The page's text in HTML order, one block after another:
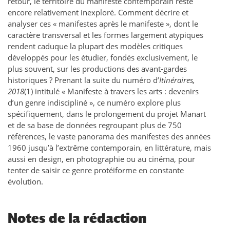
encore relativement inexploré. Comment décrire et
analyser ces « manifestes après le manifeste », dont le
caractère transversal et les formes largement atypiques
rendent caduque la plupart des modèles critiques
développés pour les étudier, fondés exclusivement, le
plus souvent, sur les productions des avant-gardes
historiques ? Prenant la suite du numéro d’Itinéraires,
2018(1) intitulé « Manifeste à travers les arts : devenirs
d’un genre indiscipliné », ce numéro explore plus
spécifiquement, dans le prolongement du projet Manart
et de sa base de données regroupant plus de 750
références, le vaste panorama des manifestes des années
1960 jusqu’à l’extrême contemporain, en littérature, mais
aussi en design, en photographie ou au cinéma, pour
tenter de saisir ce genre protéiforme en constante
évolution.
Notes de la rédaction